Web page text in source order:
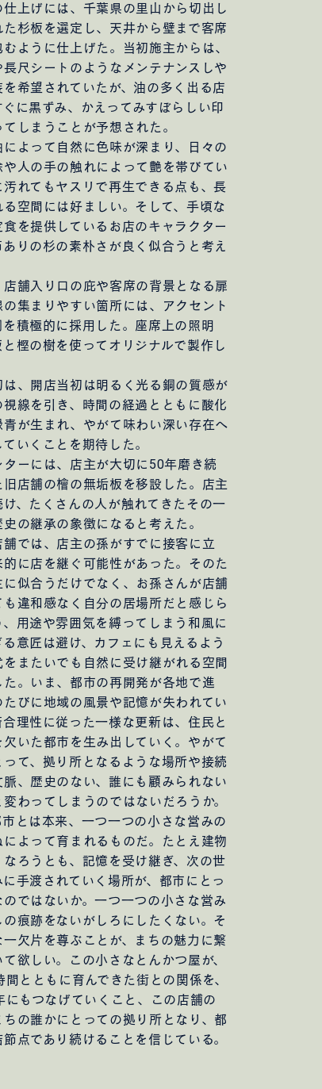
家
2026.08.07
インターンを随時受け入れています
上げには、千葉県の里山から切出し
た杉板を選定し、天井から壁まで客席
ように仕上げた。当初施主からは、
長尺シートのようなメンテナンスしや
を希望されていたが、油の多く出る店
ぐに黒ずみ、かえってみすぼらしい印
しまうことが予想された。
によって自然に色味が深まり、日々の
や人の手の触れによって艶を帯びてい
汚れてもヤスリで再生できる点も、長
る空間には好ましい。そして、手頃な
食を提供しているお店のキャラクター
ありの杉の素朴さが良く似合うと考え
舗入り口の庇や客席の背景となる扉
の集まりやすい箇所には、アクセント
を積極的に採用した。座席上の照明
と樫の樹を使ってオリジナルで製作し
は、開店当初は明るく光る銅の質感が
視線を引き、時間の経過とともに酸化
青が生まれ、やがて味わい深い存在へ
いくことを期待した。
ーには、店主が大切に50年磨き続
旧店舗の檜の無垢板を移設した。店主
け、たくさんの人が触れてきたその一
の継承の象徴になると考えた。
では、店主の孫がすでに接客に立
的に店を継ぐ可能性があった。そのた
に似合うだけでなく、お孫さんが店舗
も違和感なく自分の居場所だと感じら
、用途や雰囲気を縛ってしまう和風に
意匠は避け、カフェにも見えるよう
をまたいでも自然に受け継がれる空間
た。いま、都市の再開発が各地で進
たびに地域の風景や記憶が失われてい
合理性に従った一様な更新は、住民と
欠いた都市を生み出していく。やがて
って、拠り所となるような場所や接続
脈、歴史のない、誰にも顧みられない
わってしまうのではないだろうか。
市とは本来、一つ一つの小さな営みの
によって育まれるものだ。たとえ建物
なろうとも、記憶を受け継ぎ、次の世
手渡されていく場所が、都市にとっ
のではないか。一つ一つの小さな営み
の痕跡をないがしろにしたくない。そ
一欠片を尊ぶことが、まちの魅力に繋
欲しい。この小さなとんかつ屋が、
間とともに育んできた街との関係を、
にもつなげていくこと、この店舗の
ちの誰かにとっての拠り所となり、都
点であり続けることを信じている。